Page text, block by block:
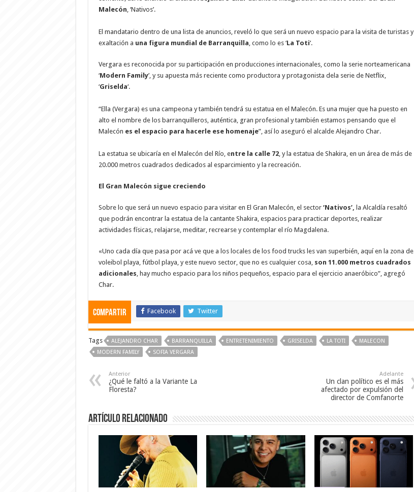
Malecón , ‘Nativos’.
El mandatario dentro de una lista de anuncios, reveló lo que será un nuevo espacio para la visita de turistas y
exaltación a una figura mundial de Barranquilla , como lo es ‘La Toti‘.
Vergara es reconocida por su participación en producciones internacionales, como la serie norteamericana
‘Modern Family’, y su apuesta más reciente como productora y protagonista dela serie de Netflix,
‘Griselda‘.
“Ella (Vergara) es una campeona y también tendrá su estatua en el Malecón. Es una mujer que ha puesto en
alto el nombre de los barranquilleros, auténtica, gran profesional y también estamos pensando que el
Malecón es el espacio para hacerle ese homenaje”, así lo aseguró el alcalde Alejandro Char.
​La estatua se ubicaría en el Malecón del Río, entre la calle 72, y la estatua de Shakira, en un área de más de
20.000 metros cuadrados dedicados al esparcimiento y la recreación.
El Gran Malecón sigue creciendo
Sobre lo que será un nuevo espacio para visitar en El Gran Malecón, el sector ‘Nativos’,
la Alcaldía resaltó
que podrán encontrar la estatua de la cantante Shakira, espacios para practicar deportes, realizar
actividades físicas, relajarse, meditar, recrearse y contemplar el río Magdalena.
«Uno cada día que pasa por acá ve que a los locales de los food trucks les van superbién, aquí en la zona de
voleibol playa, fútbol playa, y este nuevo sector, que no es cualquier cosa, son 11.000 metros cuadrados
adicionales , hay mucho espacio para los niños pequeños, espacio para el ejercicio anaeróbico”, agregó
Char.
Compartir Facebook Twitter
Tags ALEJANDRO CHAR BARRANQUILLA ENTRETENIMIENTO GRISELDA LA TOTI
MALECON
MODERN FAMILY
SOFIA VERGARA
Anterior
¿Qué le faltó a la Variante La
Floresta?
Adelante
Un clan político es el más
afectado por expulsión del
director de Comfanorte
Artículo Relacionado